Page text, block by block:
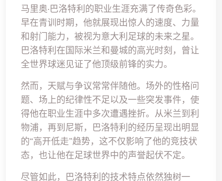
马里奥·巴洛特利的职业生涯充满了传奇色彩。
早在青训时期，他就展现出惊人的速度、力量
和射门能力，被视为意大利足球的未来之星。
巴洛特利在国际米兰和曼城的高光时刻，曾让
全世界球迷见证了他顶级前锋的实力。
然而，天赋与争议常常伴随他。场外的性格问
题、场上的纪律性不足以及一些突发事件，使
得他在职业生涯中多次遭遇挫折。从米兰到利
物浦，再到尼斯，巴洛特利的经历呈现出明显
的“高开低走”趋势，这不仅影响了他的竞技状
态，也让他在足球世界中的声誉起伏不定。
尽管如此，巴洛特利的技术特点依然独树一